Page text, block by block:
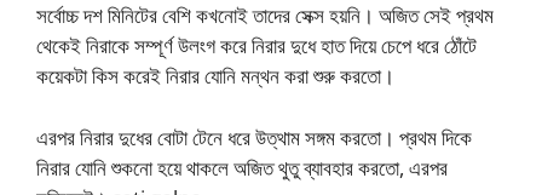
সর্বোচ্চ দশ মিনিটের বেশি কখনোই তাদের সেক্স হয়নি। অজিত সেই প্রথম
থেকেই নিরাকে সম্পূর্ণ উলংগ করে নিরার দুধে হাত দিয়ে চেপে ধরে ঠোঁটে
কয়েকটা কিস করেই নিরার যোনি মন্থন করা শুরু করতো।
এরপর নিরার দুধের বোটা টেনে ধরে উত্থাম সঙ্গম করতো। প্রথম দিকে
নিরার যোনি শুকনো হয়ে থাকলে অজিত থুতু ব্যাবহার করতো, এরপর